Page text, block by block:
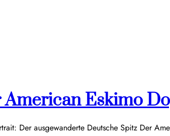
Eskimo
Der ausgewanderte Deutsche Spitz Der